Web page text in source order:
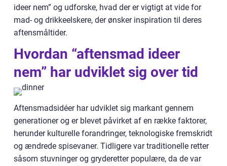
ideer nem” og udforske, hvad der er vigtigt at vide for
mad- og drikkeelskere, der ønsker inspiration til deres
aftensmåltider.
Hvordan “aftensmad ideer
nem” har udviklet sig over tid
Aftensmadsidéer har udviklet sig markant gennem
generationer og er blevet påvirket af en række faktorer,
herunder kulturelle forandringer, teknologiske fremskridt
og ændrede spisevaner. Tidligere var traditionelle retter
såsom stuvninger og gryderetter populære, da de var